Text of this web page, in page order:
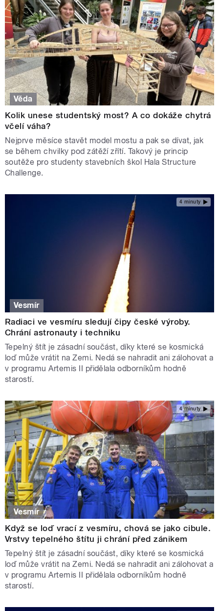
Věda
Kolik unese studentský most? A co dokáže chytrá
včelí váha?
Nejprve měsíce stavět model mostu a pak se dívat, jak
se během chvilky pod zátěží zřítí. Takový je princip
soutěže pro studenty stavebních škol Hala Structure
Challenge.
4 minuty
Vesmír
Radiaci ve vesmíru sledují čipy české výroby.
Chrání astronauty i techniku
Tepelný štít je zásadní součást, díky které se kosmická
loď může vrátit na Zemi. Nedá se nahradit ani zálohovat a
v programu Artemis II přidělala odborníkům hodně
starostí.
4 minuty
Vesmír
Když se loď vrací z vesmíru, chová se jako cibule.
Vrstvy tepelného štítu ji chrání před zánikem
Tepelný štít je zásadní součást, díky které se kosmická
loď může vrátit na Zemi. Nedá se nahradit ani zálohovat a
v programu Artemis II přidělala odborníkům hodně
starostí.